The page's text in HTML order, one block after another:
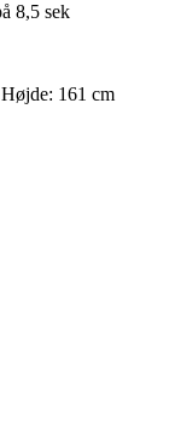
8,5 sek
161 cm